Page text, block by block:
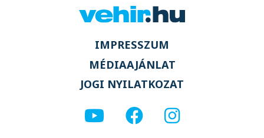
IMPRESSZUM
MÉDIAAJÁNLAT
JOGI NYILATKOZAT